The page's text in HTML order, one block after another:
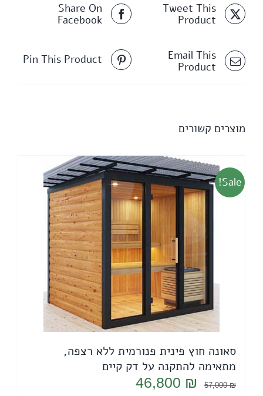
Share On
Facebook
Tweet This
Product
Pin This Product
Email This
Product
מוצרים קשורים
Sale!
סאונה חוץ פינית פנורמית ללא רצפה,
מתאימה להתקנה על דק קיים
57,000₪
המחיר
46,800 ₪
המחיר